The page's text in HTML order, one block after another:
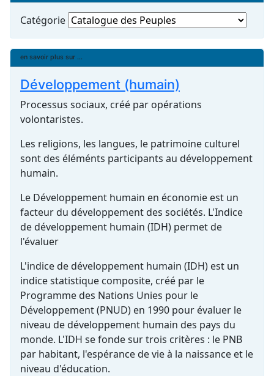
Catégorie
en savoir plus sur ...
Développement (humain)
Processus sociaux, créé par opérations
volontaristes.
Les religions, les langues, le patrimoine culturel
sont des éléménts participants au développement
humain.
Le Développement humain en économie est un
facteur du développement des sociétés. L'Indice
de développement humain (IDH) permet de
l'évaluer
L'indice de développement humain (IDH) est un
indice statistique composite, créé par le
Programme des Nations Unies pour le
Développement (PNUD) en 1990 pour évaluer le
niveau de développement humain des pays du
monde. L'IDH se fonde sur trois critères : le PNB
par habitant, l'espérance de vie à la naissance et le
niveau d'éducation.